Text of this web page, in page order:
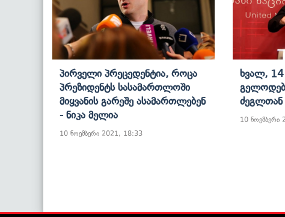
Პირველი Პრეცედენტია, Როცა
Პრეზიდენტს Სასამართლოში
Მიყვანის Გარეშე Ასამართლებენ
- Ნიკა Მელია
10 ნოემბერი 2021, 18:33
Ხვალ,
Ძეგლთან
10 ნოემბერი